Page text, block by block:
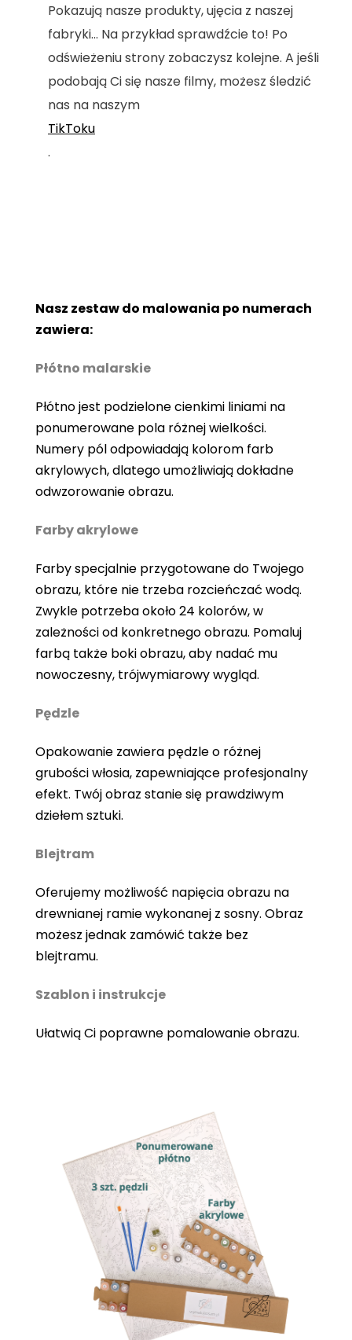
Pokazują nasze produkty, ujęcia z naszej
fabryki... Na przykład sprawdźcie to! Po
odświeżeniu strony zobaczysz kolejne. A jeśli
podobają Ci się nasze filmy, możesz śledzić
nas na naszym
TikToku
.
Nasz zestaw do malowania po numerach
zawiera:
Płótno malarskie
Płótno jest podzielone cienkimi liniami na
ponumerowane pola różnej wielkości.
Numery pól odpowiadają kolorom farb
akrylowych, dlatego umożliwiają dokładne
odwzorowanie obrazu.
Farby akrylowe
Farby specjalnie przygotowane do Twojego
obrazu, które nie trzeba rozcieńczać wodą.
Zwykle potrzeba około 24 kolorów, w
zależności od konkretnego obrazu. Pomaluj
farbą także boki obrazu, aby nadać mu
nowoczesny, trójwymiarowy wygląd.
Pędzle
Opakowanie zawiera pędzle o różnej
grubości włosia, zapewniające profesjonalny
efekt. Twój obraz stanie się prawdziwym
dziełem sztuki.
Blejtram
Oferujemy możliwość napięcia obrazu na
drewnianej ramie wykonanej z sosny. Obraz
możesz jednak zamówić także bez
blejtramu.
Szablon i instrukcje
Ułatwią Ci poprawne pomalowanie obrazu.